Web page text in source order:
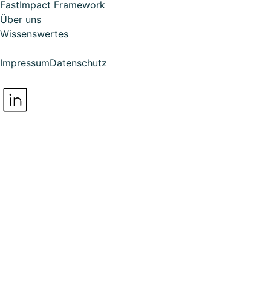
FastImpact Framework
Über uns
Wissenswertes
ImpressumDatenschutz